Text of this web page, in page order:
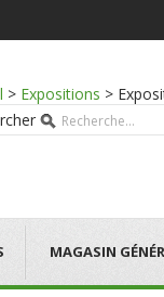
> Expositions >
MAGASIN